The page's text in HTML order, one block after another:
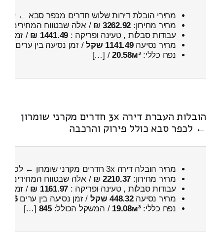
מחירי הובלת דירות שלוש חדרים מכפר סבא ←
מחיר מחירון: 3262.92 ₪ / אלה שבטווח המחירים
עבודות סבלות , טעינה ופריקה : 1441.49 ₪ / זמן :
מחיר נסיעה1141.49 שקל / זמן נסיעה בין ערים
נפח כללי:20.58м³
/ […]
הובלות העברת דירה 3x חדרים מקרני שומרון
← לכפר סבא כולל פירוק והרכבה
מחיר הובלה דירה 3x חדרים מקרני שומרון ← לכפר סבא
מחיר מחירון: 2210.37 ₪ / אלה שבטווח המחירים
עבודות סבלות , טעינה ופריקה : 1161.97 ₪ / זמן :
מחיר נסיעה448.32 שקל / זמן נסיעה בין ערים46 דקות
נפח כללי:19.08м³ / המשקל הכולל:845
[…]